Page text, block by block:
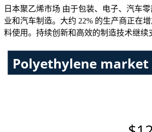
日本聚乙烯市场 由于包装、电子、汽车
业和汽车制造。大约 22% 的生产商正在
料使用。持续创新和高效的制造技术继续